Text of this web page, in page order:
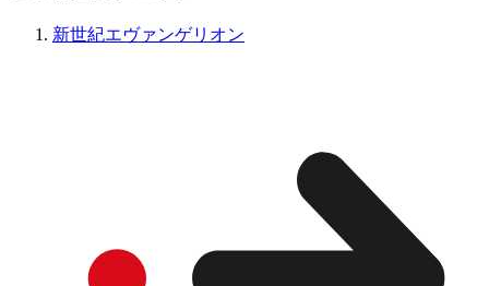
新世紀エヴァンゲリオン